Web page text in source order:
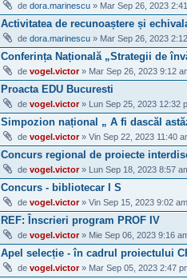
de dora.marinescu » Mar Sep 26, 2023
Activitatea de recunoaștere și
de dora.marinescu » Mar Sep 26, 2023
Conferința Națională „Strategii de
de vogel.victor» Mar Sep 26, 2023 9:12
Proacta EDU Bucuresti
de vogel.victor» Lun Sep 25, 2023 12:32
Simpozion național „ A fi dascăl
de vogel.victor» Vin Sep 22, 2023 11:40
Concurs regional de proiecte
de vogel.victor» Lun Sep 18, 2023 8:57
Concurs - bibliotecar I S
de vogel.victor» Vin Sep 15, 2023 9:02 am
REF: Înscrieri program PROF IV
de vogel.victor» Mie Sep 06, 2023 9:16
Apel selecție - în cadrul proiectului
de vogel.victor» Mar Sep 05, 2023 2:47